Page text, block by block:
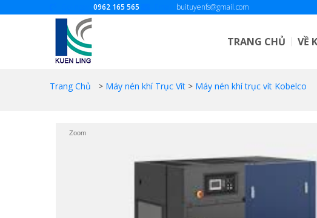
0962 165 565 buituyenfs@gmail.com
TRANG CHỦ VỀ
Trang Chủ > Máy nén khí Trục Vít > Máy nén khí trục vít Kobelco
Zoom